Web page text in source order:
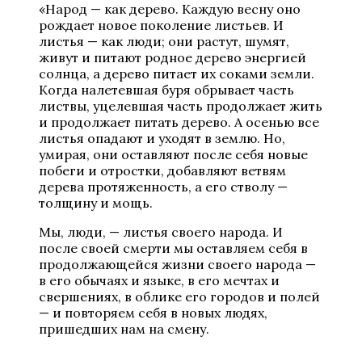
«Народ — как дерево. Каждую весну оно
рождает новое поколение листьев. И
листья — как люди; они растут, шумят,
живут и питают родное дерево энергией
солнца, а дерево питает их соками земли.
Когда налетевшая буря обрывает часть
листвы, уцелевшая часть продолжает жить
и продолжает питать дерево. А осенью все
листья опадают и уходят в землю. Но,
умирая, они оставляют после себя новые
побеги и отростки, добавляют ветвям
дерева протяженность, а его стволу —
толщину и мощь.
Мы, люди, — листья своего народа. И
после своей смерти мы оставляем себя в
продолжающейся жизни своего народа —
в его обычаях и языке, в его мечтах и
свершениях, в облике его городов и полей
— и повторяем себя в новых людях,
пришедших нам на смену.